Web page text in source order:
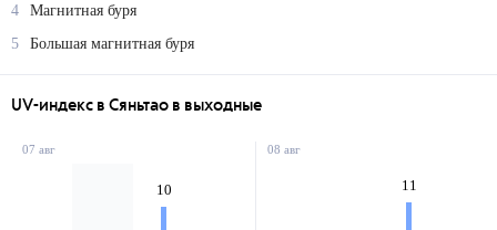
4
Магнитная буря
5
Большая магнитная буря
UV-индекс в Сяньтао в выходные
07 авг
10
08 авг
11